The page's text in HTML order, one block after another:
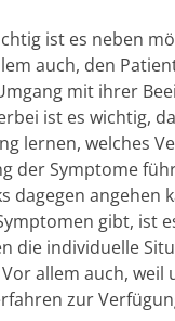
ist es neben
auch, den
mit ihrer
ist es wichtig,
lernen, welches
der Symptome
dagegen angehen
gibt, ist
die individuelle
allem auch, weil
zur